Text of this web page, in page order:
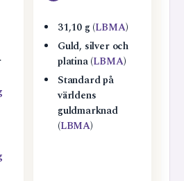
31,10 g (LBMA)
Guld, silver och
platina (LBMA)
Standard på
världens
guldmarknad
(LBMA)